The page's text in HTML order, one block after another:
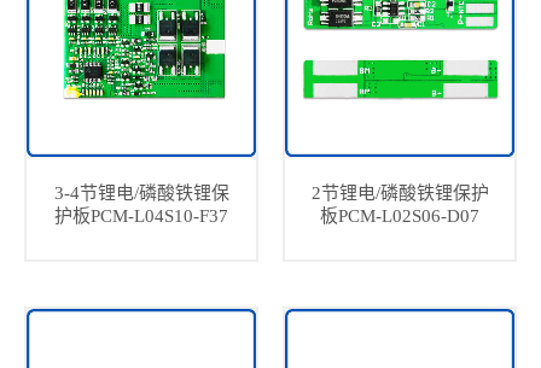
3-4节锂电/磷酸铁锂保
护板PCM-L04S10-F37
2节锂电/磷酸铁锂保护
板PCM-L02S06-D07